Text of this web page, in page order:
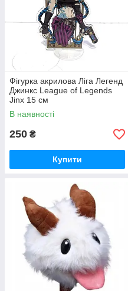
Фігурка акрилова Ліга Легенд
Джинкс League of Legends
Jinx 15 см
В наявності
250 ₴
Купити